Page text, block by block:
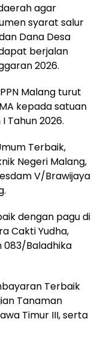
agar
syarat salur
Dana Desa
berjalan
2026.
Malang turut
kepada satuan
Tahun 2026.
Terbaik,
Negeri Malang,
V/Brawijaya
dengan pagu di
Cakti Yudha,
083/Baladhika
Terbaik
Tanaman
Timur III, serta